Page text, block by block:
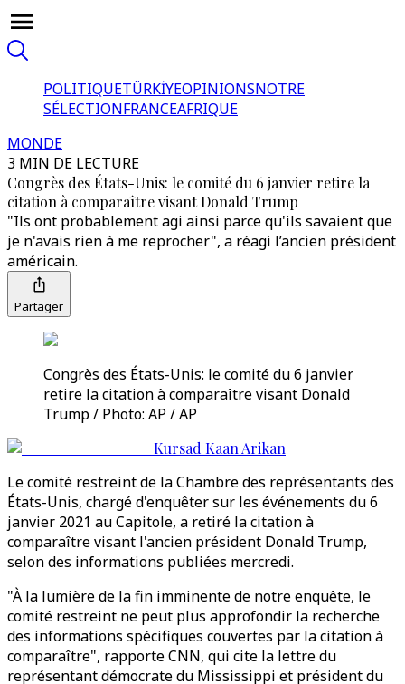
POLITIQUETÜRKİYEOPINIONSNOTRE
SÉLECTIONFRANCEAFRIQUE
MONDE
3 MIN DE LECTURE
Congrès des États-Unis: le comité du 6 janvier retire la
citation à comparaître visant Donald Trump
"Ils ont probablement agi ainsi parce qu'ils savaient que
je n'avais rien à me reprocher", a réagi l’ancien président
américain.
Partager
Congrès des États-Unis: le comité du 6 janvier
retire la citation à comparaître visant Donald
Trump / Photo: AP / AP
Kursad Kaan Arikan
Le comité restreint de la Chambre des représentants des
États-Unis, chargé d'enquêter sur les événements du 6
janvier 2021 au Capitole, a retiré la citation à
comparaître visant l'ancien président Donald Trump,
selon des informations publiées mercredi.
"À la lumière de la fin imminente de notre enquête, le
comité restreint ne peut plus approfondir la recherche
des informations spécifiques couvertes par la citation à
comparaître", rapporte CNN, qui cite la lettre du
représentant démocrate du Mississippi et président du